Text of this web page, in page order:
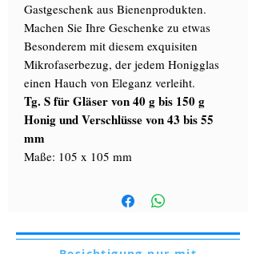
Gastgeschenk aus Bienenprodukten.
Machen Sie Ihre Geschenke zu etwas
Besonderem mit diesem exquisiten
Mikrofaserbezug, der jedem Honigglas
einen Hauch von Eleganz verleiht.
Tg. S für Gläser von 40 g bis 150 g
Honig und Verschlüsse von 43 bis 55
mm
Maße: 105 x 105 mm